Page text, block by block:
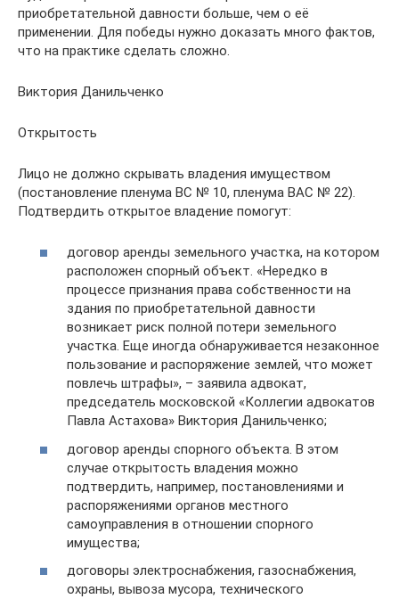
приобретательной давности больше, чем о её
применении. Для победы нужно доказать много фактов,
что на практике сделать сложно.
Виктория Данильченко
Открытость
Лицо не должно скрывать владения имуществом
(постановление пленума ВС № 10, пленума ВАС № 22).
Подтвердить открытое владение помогут:
договор аренды земельного участка, на котором
расположен спорный объект. «Нередко в
процессе признания права собственности на
здания по приобретательной давности
возникает риск полной потери земельного
участка. Еще иногда обнаруживается незаконное
пользование и распоряжение землей, что может
повлечь штрафы», – заявила адвокат,
председатель московской «Коллегии адвокатов
Павла Астахова» Виктория Данильченко;
договор аренды спорного объекта. В этом
случае открытость владения можно
подтвердить, например, постановлениями и
распоряжениями органов местного
самоуправления в отношении спорного
имущества;
договоры электроснабжения, газоснабжения,
охраны, вывоза мусора, технического